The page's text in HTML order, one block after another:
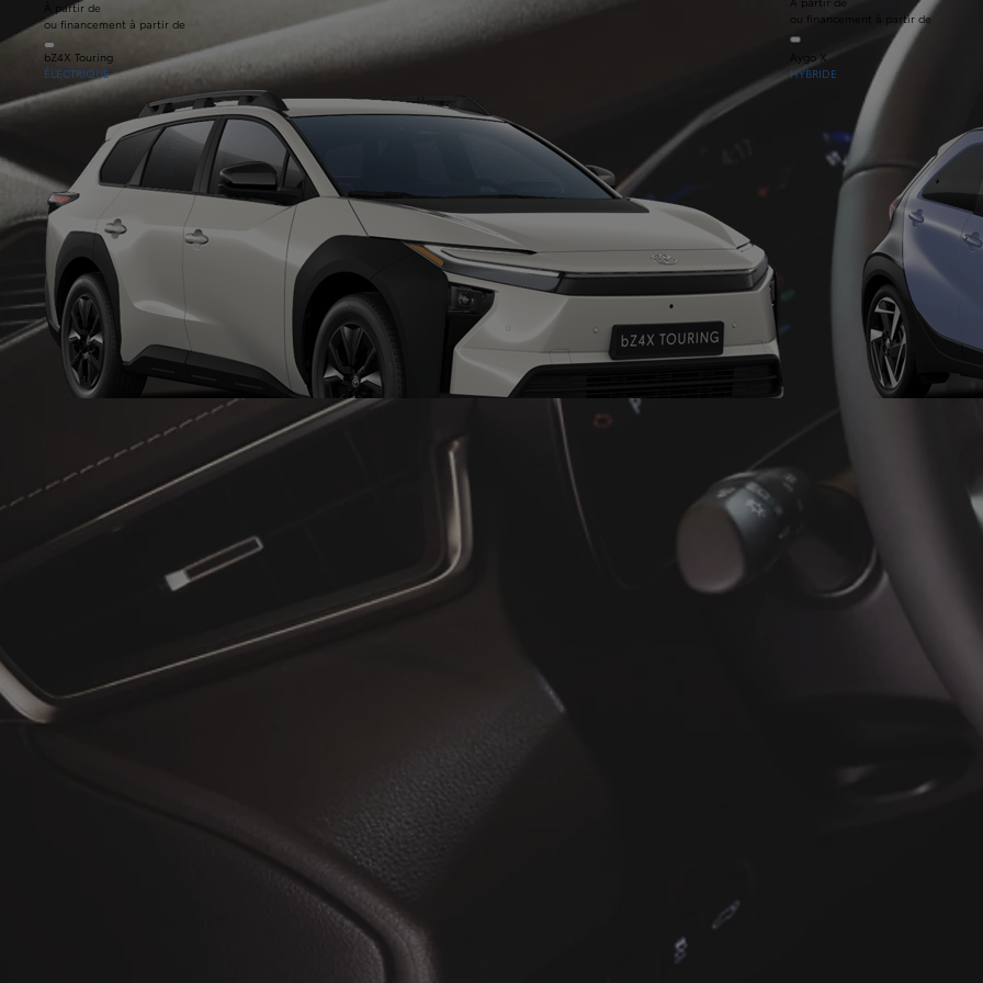
À partir de
ou financement à partir de
ou financement à partir de
bZ4X Touring
ÉLECTRIQUE
À partir de
ou financement à partir de
Aygo X
HYBRIDE